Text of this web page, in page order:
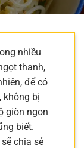
nhiều
thanh,
để có
không bị
giòn ngon
biết.
chia sẻ